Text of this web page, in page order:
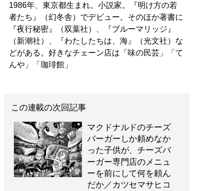
1986年、東京都生まれ。小説家。『明け方の若
者たち』（幻冬舎）でデビュー。そのほか著書に
『夜行秘密』（双葉社）、『ブルーマリッジ』
（新潮社）、『わたしたちは、海』（光文社）な
どがある。好きなチェーン店は「味の民芸」「て
んや」「珈琲館」
この連載の次回記事
マクドナルドのチーズ
バーガーしか頼めなか
った子供が、チーズバ
ーガー専門店のメニュ
ーを前にして何を頼ん
だか／カツセマサヒコ